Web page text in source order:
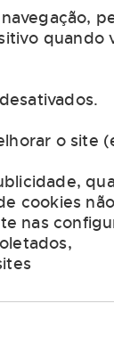
quando
o site
cookies
nas